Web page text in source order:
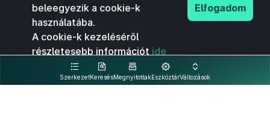
SzerkezetKeresésMegnyitottakEszköztárVáltozások
beleegyezik a cookie-k
használatába.
A cookie-k kezeléséről
részletesebb információt ide
kattintva olvashat.
Elfogadom